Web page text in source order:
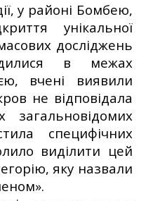
у районі Бомбею,
унікальної
досліджень
в межах
вчені виявили
не відповідала
загальновідомих
специфічних
виділити цей
яку назвали